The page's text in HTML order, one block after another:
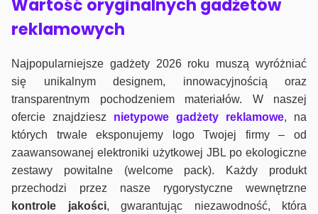
Wartość oryginalnych gadżetów
reklamowych
Najpopularniejsze gadżety 2026 roku muszą wyróżniać
się unikalnym designem, innowacyjnością oraz
transparentnym pochodzeniem materiałów. W naszej
ofercie znajdziesz nietypowe gadżety reklamowe, na
których trwale eksponujemy logo Twojej firmy – od
zaawansowanej elektroniki użytkowej JBL po ekologiczne
zestawy powitalne (welcome pack). Każdy produkt
przechodzi przez nasze rygorystyczne wewnętrzne
kontrole jakości, gwarantując niezawodność, która